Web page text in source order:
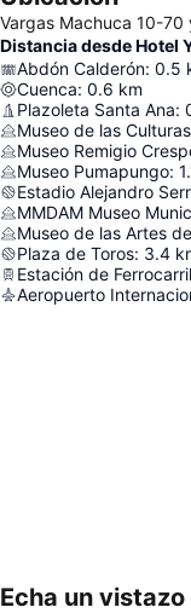
Vargas Machuca 10-70
Distancia desde Hotel
Abdón Calderón: 0.5
Cuenca: 0.6 km
Plazoleta Santa Ana:
Museo de las
Museo Remigio
Museo Pumapungo:
Estadio Alejandro
MMDAM Museo
Museo de las Artes
Plaza de Toros: 3.4
Estación de
Echa un